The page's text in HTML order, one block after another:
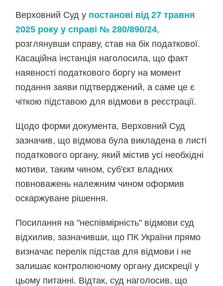
Верховний Суд у постанові від 27 травня
2025 року у справі № 280/890/24,
розглянувши справу, став на бік податкової.
Касаційна інстанція наголосила, що факт
наявності податкового боргу на момент
подання заяви підтверджений, а саме це є
чіткою підставою для відмови в реєстрації.
Щодо форми документа, Верховний Суд
зазначив, що відмова була викладена в листі
податкового органу, який містив усі необхідні
мотиви, таким чином, суб'єкт владних
повноважень належним чином оформив
оскаржуване рішення.
Посилання на "неспівмірність" відмови суд
відхилив, зазначивши, що ПК України прямо
визначає перелік підстав для відмови і не
залишає контролюючому органу дискреції у
цьому питанні. Відтак, суд наголосив, що